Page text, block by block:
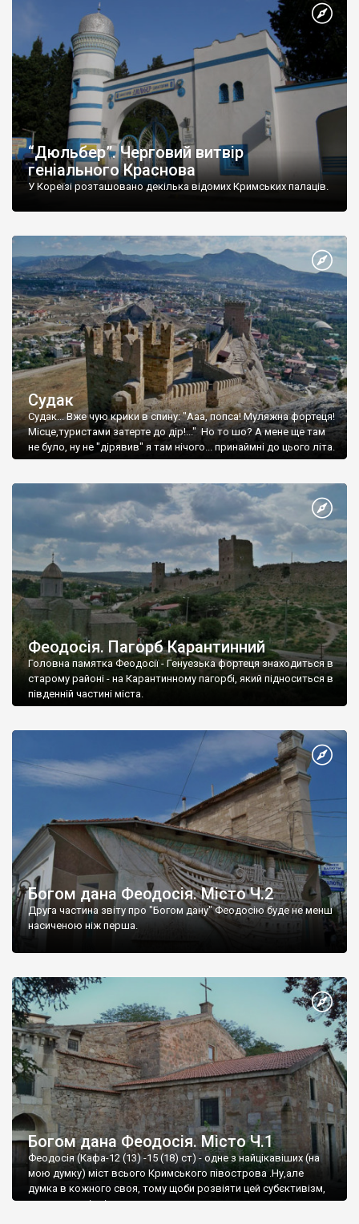
“Дюльбер”. Черговий витвір
геніального Краснова
У Кореїзі розташовано декілька відомих Кримських палаців.
Судак
Судак... Вже чую крики в спину: "Ааа, попса! Муляжна фортеця!
Місце,туристами затерте до дір!..." Но то шо? А мене ще там
не було, ну не "дірявив" я там нічого... принаймні до цього літа.
Феодосія. Пагорб Карантинний
Головна памятка Феодосії - Генуезька фортеця знаходиться в
старому районі - на Карантинному пагорбі, який підноситься в
південній частині міста.
Богом дана Феодосія. Місто Ч.2
Друга частина звіту про "Богом дану" Феодосію буде не менш
насиченою ніж перша.
Богом дана Феодосія. Місто Ч.1
Феодосія (Кафа-12 (13) -15 (18) ст) - одне з найцікавіших (на
мою думку) міст всього Кримського півострова .Ну,але
думка в кожного своя, тому щоби розвіяти цей субєктивізм,
запрошую відвідати це